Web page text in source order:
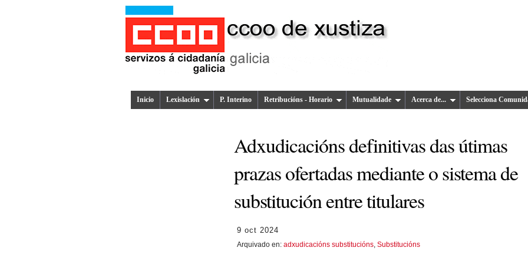
Inicio Lexislación P. Interino Retribucións - Horario Mutualidade Acerca de... Selecciona
Adxudicacións definitivas das útimas
prazas ofertadas mediante o sistema de
substitución entre titulares
9 oct 2024
Arquivado en: adxudicacións substitucións Substitucións